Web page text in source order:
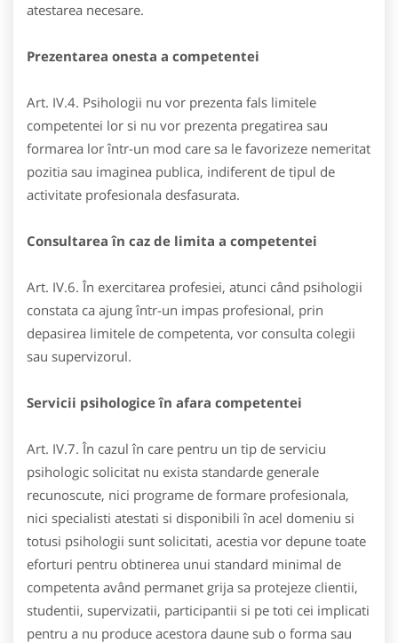
atestarea necesare.
Prezentarea onesta a competentei
Art. IV.4. Psihologii nu vor prezenta fals limitele
competentei lor si nu vor prezenta pregatirea sau
formarea lor într-un mod care sa le favorizeze nemeritat
pozitia sau imaginea publica, indiferent de tipul de
activitate profesionala desfasurata.
Consultarea în caz de limita a competentei
Art. IV.6. În exercitarea profesiei, atunci când psihologii
constata ca ajung într-un impas profesional, prin
depasirea limitele de competenta, vor consulta colegii
sau supervizorul.
Servicii psihologice în afara competentei
Art. IV.7. În cazul în care pentru un tip de serviciu
psihologic solicitat nu exista standarde generale
recunoscute, nici programe de formare profesionala,
nici specialisti atestati si disponibili în acel domeniu si
totusi psihologii sunt solicitati, acestia vor depune toate
eforturi pentru obtinerea unui standard minimal de
competenta având permanet grija sa protejeze clientii,
studentii, supervizatii, participantii si pe toti cei implicati
pentru a nu produce acestora daune sub o forma sau